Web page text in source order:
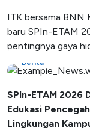
ITK bersama BNN
baru SPIn-ETAM
pentingnya gaya
Berita
SPIn-ETAM 2026
Edukasi
Lingkungan